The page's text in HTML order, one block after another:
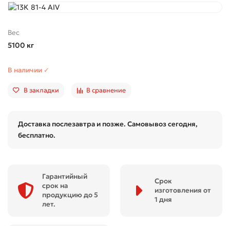
Вес
5100 кг
В наличии ✓
В закладки В сравнение
Доставка послезавтра и позже. Самовывоз сегодня,
бесплатно.
Гарантийный
срок на
продукцию до 5
лет.
Срок
изготовления от
1 дня